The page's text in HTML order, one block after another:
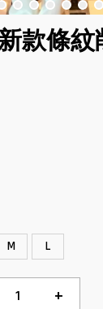
款條
M L
+